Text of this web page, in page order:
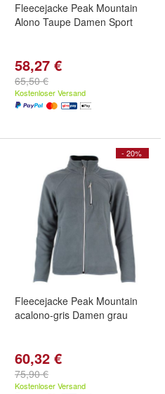
Fleecejacke Peak Mountain
Alono Taupe Damen Sport
58,27 €
65,50 €
Kostenloser Versand
- 20%
Fleecejacke Peak Mountain
acalono-gris Damen grau
60,32 €
75,90 €
Kostenloser Versand